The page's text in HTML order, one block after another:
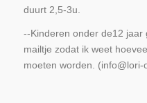
duurt 2,5-3u.
--Kinderen onder de12 jaar
mailtje zodat ik weet
moeten worden. (info@lori-